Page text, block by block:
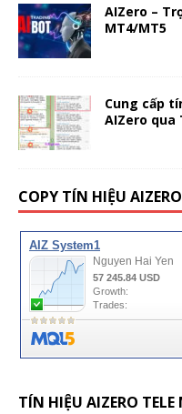
AIZero –
MT4/MT5
Cung cấp
AIZero qua
COPY TÍN HIỆU AIZERO
TÍN HIỆU AIZERO